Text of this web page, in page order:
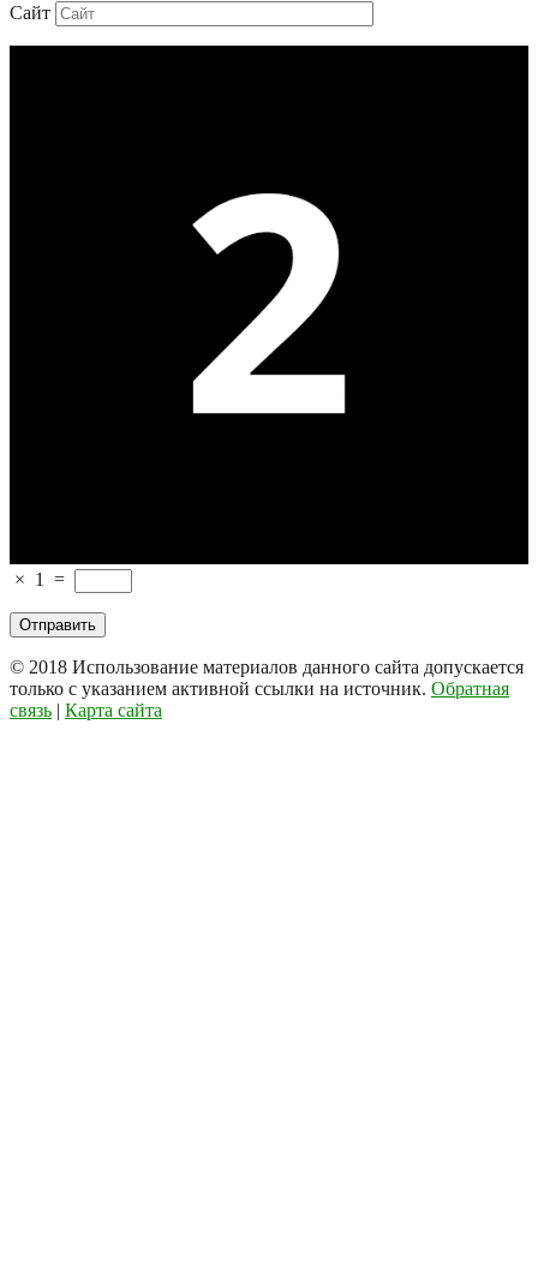
Сайт
× 1 =
© 2018 Использование материалов данного сайта допускается
только с указанием активной ссылки на источник. Обратная
связь | Карта сайта